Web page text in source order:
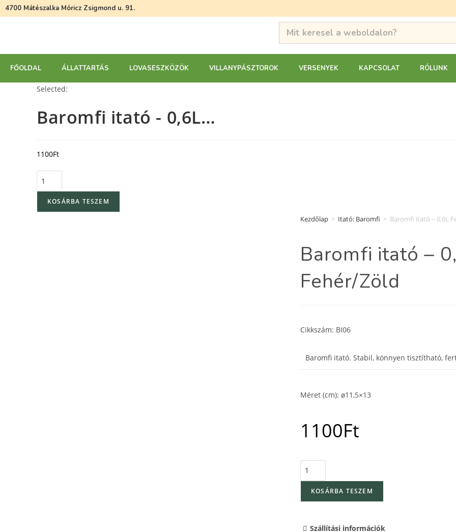
4700 Mátészalka Móricz Zsigmond u. 91.
FŐOLDAL ÁLLATTARTÁS LOVASESZKÖZÖK VILLANYPÁSZTOROK VERSENYEK KAPCSOLAT RÓLUNK
Selected:
Baromfi itató - 0,6L…
1100Ft
KOSÁRBA TESZEM
Kezdőlap > Itató: Baromfi > Baromfi itató – 0,6L
Baromfi itató –
Fehér/Zöld
Cikkszám: BI06
Baromfi itató. Stabil, könnyen tisztítható,
Méret (cm): ø11,5×13
1100Ft
KOSÁRBA TESZEM
Szállítási információk